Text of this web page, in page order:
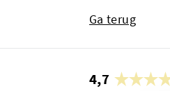
Ga terug
4,7